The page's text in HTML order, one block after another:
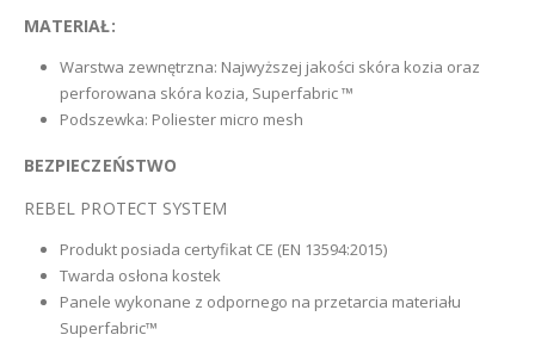
MATERIAŁ:
Warstwa zewnętrzna: Najwyższej jakości skóra kozia oraz
perforowana skóra kozia, Superfabric ™
Podszewka: Poliester micro mesh
BEZPIECZEŃSTWO
REBEL PROTECT SYSTEM
Produkt posiada certyfikat CE (EN 13594:2015)
Twarda osłona kostek
Panele wykonane z odpornego na przetarcia materiału
Superfabric™